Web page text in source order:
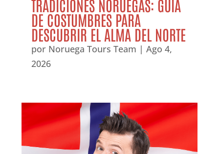
TRADICIONES NORUEGAS: GUÍA
DE COSTUMBRES PARA
DESCUBRIR EL ALMA DEL NORTE
por Noruega Tours Team | Ago 4,
2026